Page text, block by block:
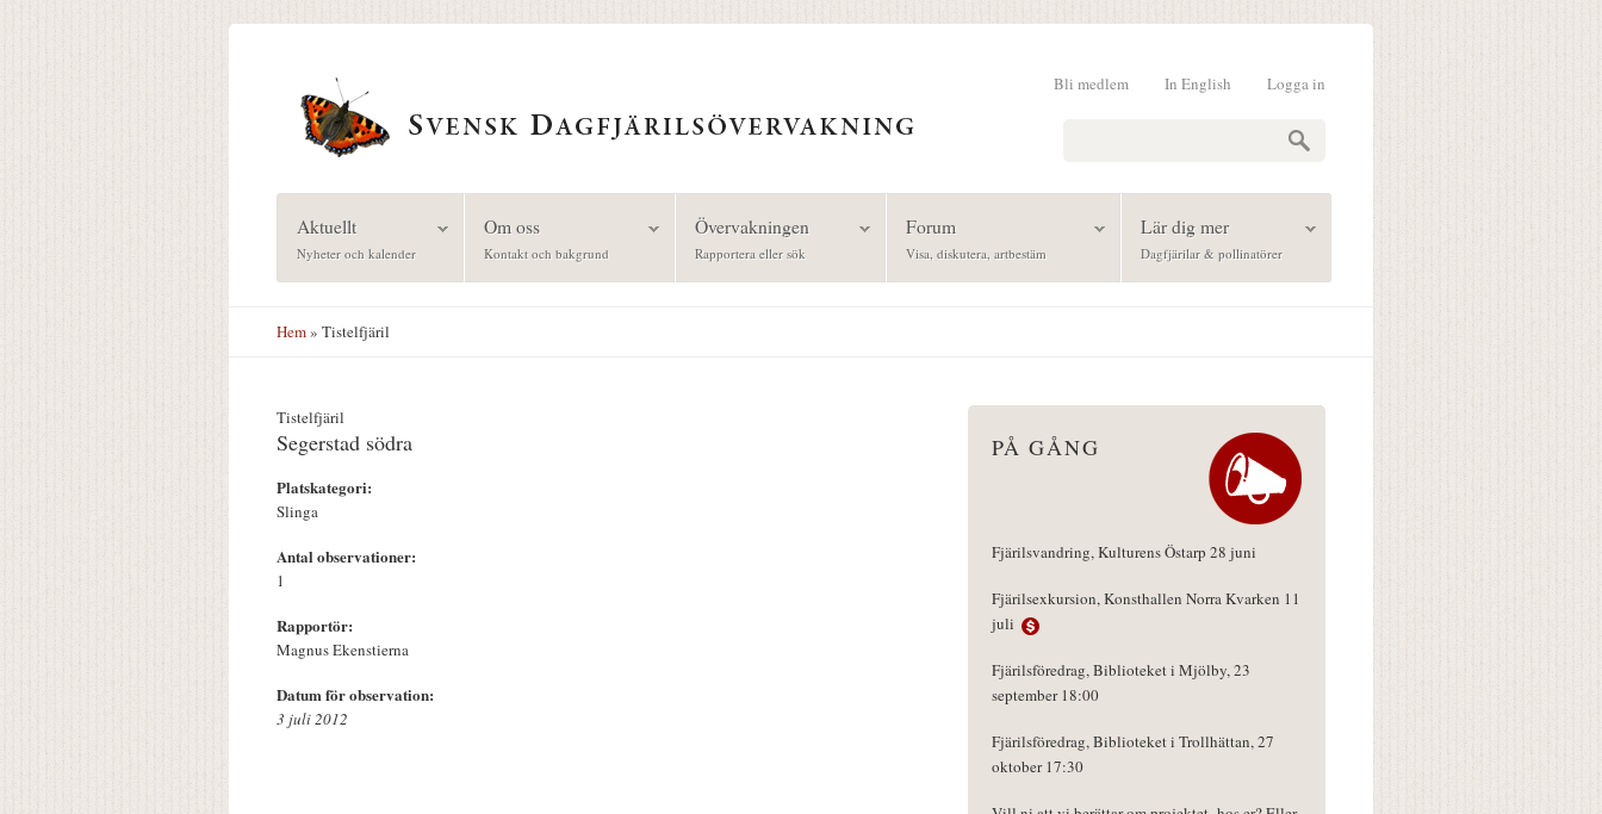
Logga in
In English
Bli medlem
Aktuellt
Nyheter och kalender
Om oss
Kontakt och bakgrund
Övervakningen
Rapportera eller sök
Forum
Visa, diskutera, artbestäm
Lär dig mer
Dagfjärilar & pollinatörer
Hem» Tistelfjäril
Tistelfjäril
Segerstad södra
Platskategori:
Slinga
Antal observationer:
1
Rapportör:
Magnus Ekenstierna
Datum för observation:
3 juli 2012
PÅ GÅNG
Fjärilsvandring, Kulturens Östarp 28 juni
Fjärilsexkursion, Konsthallen Norra Kvarken 11
juli
Fjärilsföredrag, Biblioteket i Mjölby, 23
september 18:00
Fjärilsföredrag, Biblioteket i Trollhättan, 27
oktober 17:30